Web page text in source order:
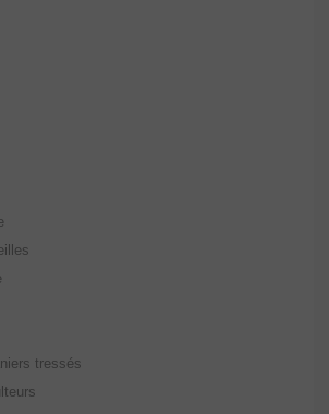
tressés